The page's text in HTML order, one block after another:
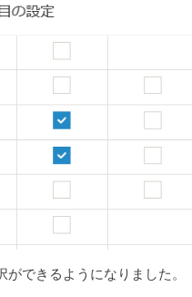
できるようになりました。